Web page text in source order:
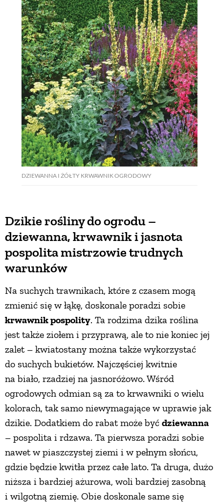
DZIEWANNA I ŻÓŁTY KRWAWNIK OGRODOWY
Dzikie rośliny do ogrodu –
dziewanna, krwawnik i jasnota
pospolita mistrzowie trudnych
warunków
Na suchych trawnikach, które z czasem mogą
zmienić się w łąkę, doskonale poradzi sobie
krwawnik pospolity. Ta rodzima dzika roślina
jest także ziołem i przyprawą, ale to nie koniec jej
zalet – kwiatostany można także wykorzystać
do suchych bukietów. Najczęściej kwitnie
na biało, rzadziej na jasnoróżowo. Wśród
ogrodowych odmian są za to krwawniki o wielu
kolorach, tak samo niewymagające w uprawie jak
dzikie. Dodatkiem do rabat może być dziewanna
– pospolita i rdzawa. Ta pierwsza poradzi sobie
nawet w piaszczystej ziemi i w pełnym słońcu,
gdzie będzie kwitła przez całe lato. Ta druga, dużo
niższa i bardziej ażurowa, woli bardziej zasobną
i wilgotną ziemię. Obie doskonale same się